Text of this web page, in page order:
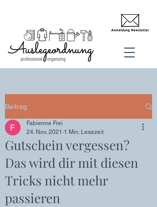
Beitrag
Gutschein vergessen?
Das wird dir mit diesen
Tricks nicht mehr
passieren
Fabienne Frei
24. Nov. 2021 1 Min. Lesezeit